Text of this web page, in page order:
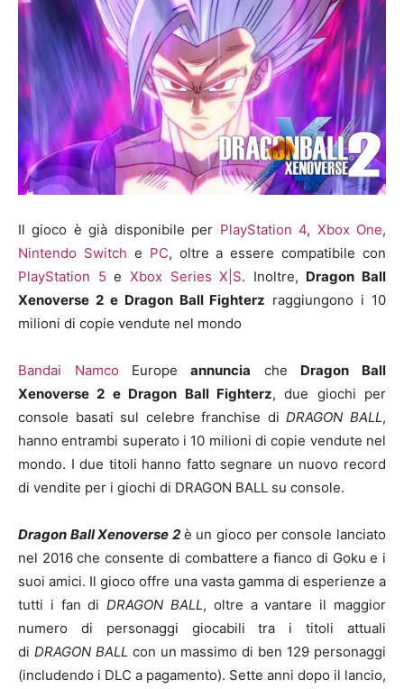
Il gioco è già disponibile per PlayStation 4, Xbox One,
Nintendo Switch e PC, oltre a essere compatibile con
PlayStation 5 e Xbox Series X|S. Inoltre, Dragon Ball
Xenoverse 2 e Dragon Ball Fighterz raggiungono i 10
milioni di copie vendute nel mondo
Bandai Namco Europe annuncia che Dragon Ball
Xenoverse 2 e Dragon Ball Fighterz, due giochi per
console basati sul celebre franchise diDRAGON BALL,
hanno entrambi superato i 10 milioni di copie vendute nel
mondo. I due titoli hanno fatto segnare un nuovo record
di vendite per i giochi di DRAGON BALL su console.
Dragon Ball Xenoverse 2 è un gioco per console lanciato
nel 2016 che consente di combattere a fianco di Goku e i
suoi amici. Il gioco offre una vasta gamma di esperienze a
tutti i fan diDRAGON BALL, oltre a vantare il maggior
numero di personaggi giocabili tra i titoli attuali
di DRAGON BALL con un massimo di ben 129 personaggi
(includendo i DLC a pagamento). Sette anni dopo il lancio,